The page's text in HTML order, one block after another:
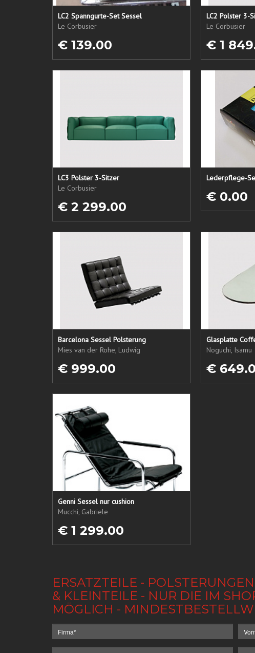
LC2 Spanngurte-Set Sessel
Le Corbusier
€ 139.00
LC2 Polster 3-
Le Corbusier
€ 1
LC3 Polster 3-Sitzer
Le Corbusier
€ 2 299.00
€ 0.00
Barcelona Sessel Polsterung
Mies van der Rohe, Ludwig
€ 999.00
Glasplatte
Noguchi, Isamu
€
Genni Sessel nur cushion
Mucchi, Gabriele
€ 1 299.00
ERSATZTEILE -
& KLEINTEILE - NUR DIE IM
MÖGLICH -